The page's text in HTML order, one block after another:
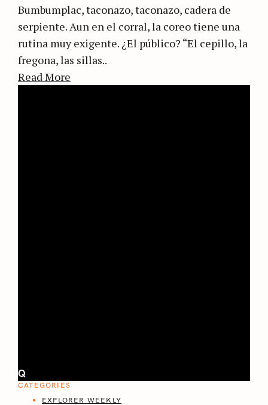
Bumbumplac, taconazo, taconazo, cadera de
serpiente. Aun en el corral, la coreo tiene una
rutina muy exigente. ¿El público? “El cepillo, la
fregona, las sillas..
Read More
Q
CATEGORIES
EXPLORER WEEKLY